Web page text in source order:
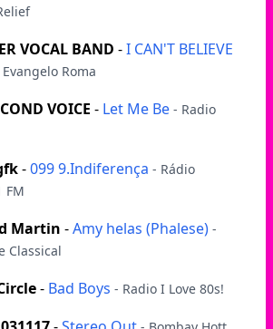
VOCAL BAND -I CAN'T BELIEVE
Roma
VOICE - Let Me Be - Radio
-099 9.Indiferença - Rádio
FM
Martin -Amy helas (Phalese) -
Classical
- Bad Boys - Radio I Love 80s!